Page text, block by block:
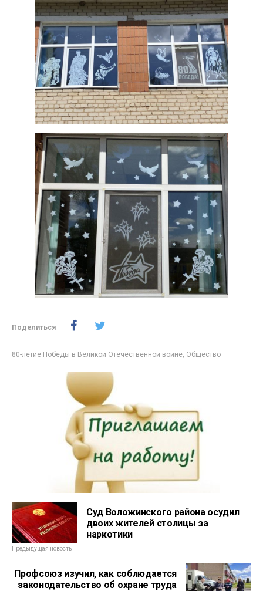
Поделиться
80-летие Победы в Великой Отечественной войне, Общество
Суд Воложинского района осудил
двоих жителей столицы за
наркотики
Предыдущая новость
Профсоюз изучил, как соблюдается
законодательство об охране труда